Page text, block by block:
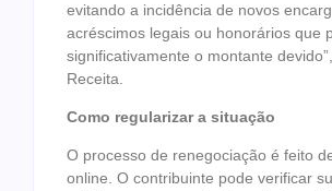
evitando a incidência de novos
acréscimos legais ou honorários que
significativamente o montante
Receita.
Como regularizar a situação
O processo de renegociação é feito
online. O contribuinte pode verificar